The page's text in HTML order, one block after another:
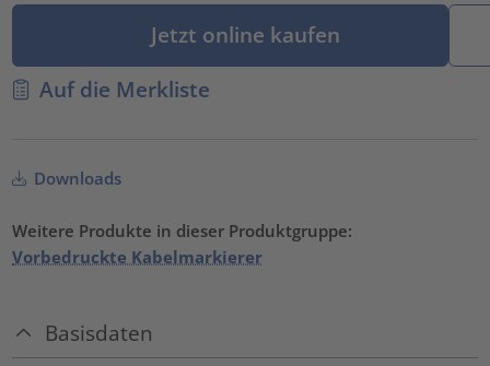
Jetzt online kaufen
Auf die Merkliste
Downloads
Weitere Produkte in dieser Produktgruppe:
Vorbedruckte Kabelmarkierer
Basisdaten